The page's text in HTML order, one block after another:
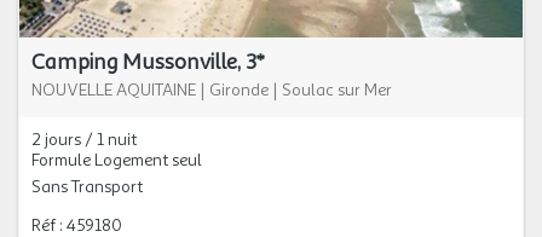
Camping Mussonville, 3*
NOUVELLE AQUITAINE | Gironde | Soulac sur Mer
2 jours / 1 nuit
Formule Logement seul
Sans Transport
Réf : 459180